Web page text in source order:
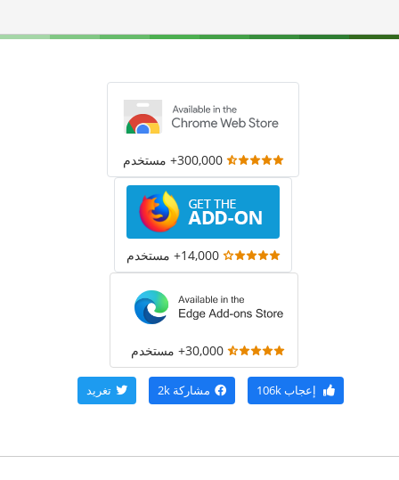
300,000+ مستخدم
14,000+ مستخدم
30,000+ مستخدم
إعجاب106k مشاركة 2k تغريد